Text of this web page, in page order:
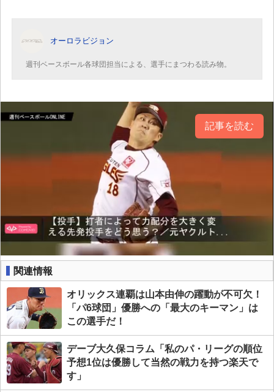
オーロラビジョン
週刊ベースボール各球団担当による、選手にまつわる読み物。
記事を読む
関連情報
オリックス連覇は山本由伸の躍動が不可欠！
「パ6球団」優勝への「最大のキーマン」は
この選手だ！
デーブ大久保コラム「私のパ・リーグの順位
予想1位は優勝して当然の戦力を持つ楽天で
す」